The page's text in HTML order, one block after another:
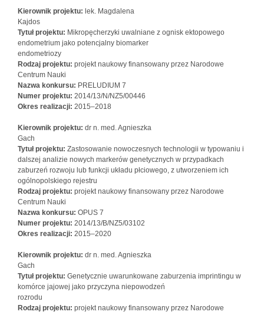
Kierownik projektu: lek. Magdalena
Kajdos
Tytuł projektu: Mikropęcherzyki uwalniane z ognisk ektopowego
endometrium jako potencjalny biomarker
endometriozy
Rodzaj projektu: projekt naukowy finansowany przez Narodowe
Centrum Nauki
Nazwa konkursu: PRELUDIUM 7
Numer projektu: 2014/13/N/NZ5/00446
Okres realizacji: 2015–2018
Kierownik projektu: dr n. med. Agnieszka
Gach
Tytuł projektu: Zastosowanie nowoczesnych technologii w typowaniu i
dalszej analizie nowych markerów genetycznych w przypadkach
zaburzeń rozwoju lub funkcji układu płciowego, z utworzeniem ich
ogólnopolskiego rejestru
Rodzaj projektu: projekt naukowy finansowany przez Narodowe
Centrum Nauki
Nazwa konkursu: OPUS 7
Numer projektu: 2014/13/B/NZ5/03102
Okres realizacji: 2015–2020
Kierownik projektu: dr n. med. Agnieszka
Gach
Tytuł projektu: Genetycznie uwarunkowane zaburzenia imprintingu w
komórce jajowej jako przyczyna niepowodzeń
rozrodu
Rodzaj projektu: projekt naukowy finansowany przez Narodowe